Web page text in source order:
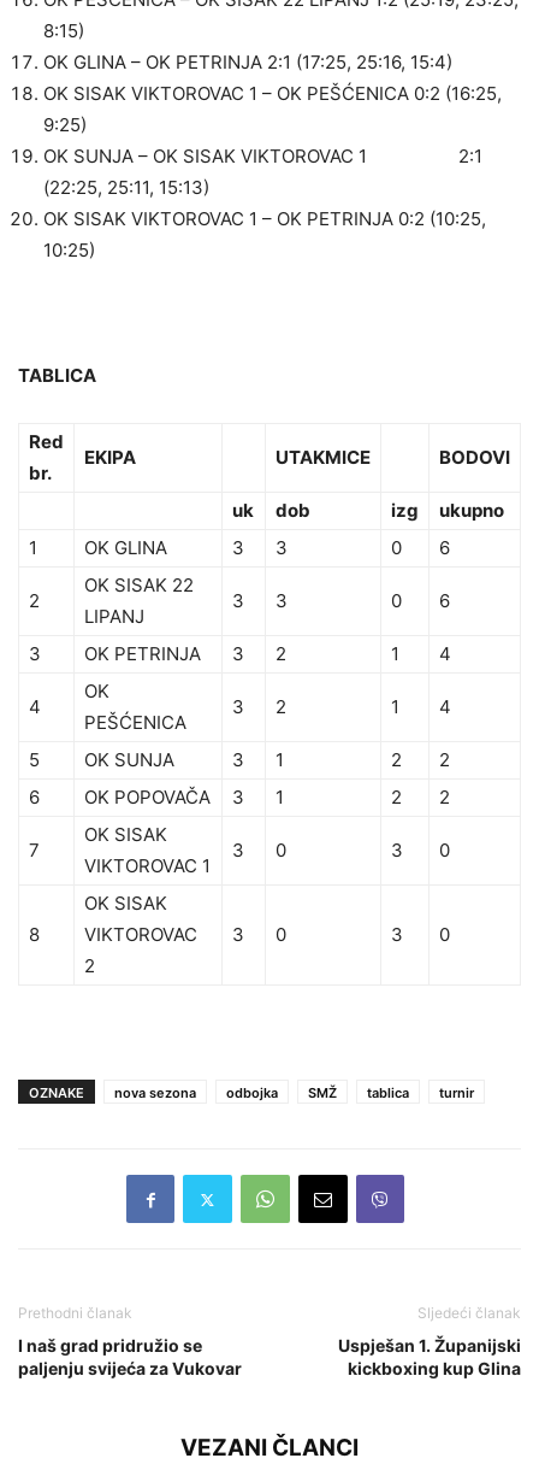
8:15)
OK GLINA – OK PETRINJA 2:1 (17:25, 25:16, 15:4)
OK SISAK VIKTOROVAC 1 – OK PEŠĆENICA 0:2 (16:25,
9:25)
OK SUNJA – OK SISAK VIKTOROVAC 1 2:1
(22:25, 25:11, 15:13)
OK SISAK VIKTOROVAC 1 – OK PETRINJA 0:2 (10:25,
10:25)
TABLICA
Red
br.
EKIPA UTAKMICE BODOVI
uk dob izg
ukupno
1
OK GLINA 3 3 0 6
2
OK SISAK 22
LIPANJ
3 3 0 6
3 OK PETRINJA 3 2 1 4
4
OK
PEŠĆENICA
3 2 1 4
5 OK SUNJA 3 1 2
2
6
OK POPOVAČA 3 1 2 2
7
OK SISAK
VIKTOROVAC 1
3 0 3 0
8
OK SISAK
VIKTOROVAC
2
3 0 3 0
OZNAKE nova sezona odbojka SMŽ tablica turnir
Prethodni članak
I naš grad pridružio se
paljenju svijeća za Vukovar
Sljedeći članak
Uspješan 1. Županijski
kickboxing kup Glina
VEZANI ČLANCI